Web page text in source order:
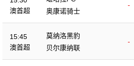
澳首超
-
奥康诺骑士
15:45
澳首超
莫纳洛黑豹
-
贝尔康纳联